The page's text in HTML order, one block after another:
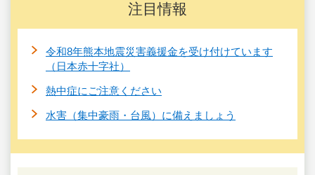
注目情報
令和8年熊本地震災害義援金を受け付けています
（日本赤十字社）
熱中症にご注意ください
水害（集中豪雨・台風）に備えましょう